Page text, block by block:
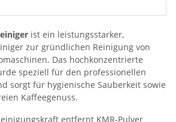
ist ein leistungsstarker,
zur gründlichen Reinigung von
Das hochkonzentrierte
speziell für den professionellen
sorgt für hygienische Sauberkeit sowie
Kaffeegenuss.
entfernt KMR-Pulver